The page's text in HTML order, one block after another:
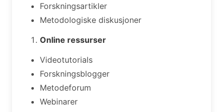
Forskningsartikler
Metodologiske diskusjoner
Online ressurser
Videotutorials
Forskningsblogger
Metodeforum
Webinarer